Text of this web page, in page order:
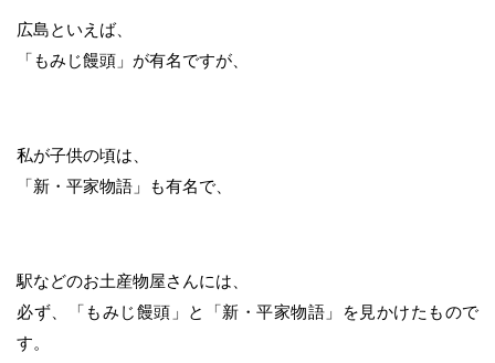
広島といえば、
「もみじ饅頭」が有名ですが、
私が子供の頃は、
「新・平家物語」も有名で、
駅などのお土産物屋さんには、
必ず、「もみじ饅頭」と「新・平家物語」を見かけたもので
す。